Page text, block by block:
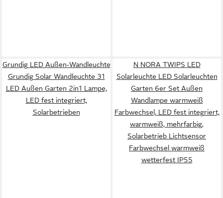
Grundig LED Außen-Wandleuchte
Grundig Solar Wandleuchte 31
LED Außen Garten 2in1 Lampe,
LED fest integriert,
Solarbetrieben
N NORA TWIPS LED
Solarleuchte LED Solarleuchten
Garten 6er Set Außen
Wandlampe warmweiß
Farbwechsel, LED fest integriert,
warmweiß, mehrfarbig,
Solarbetrieb Lichtsensor
Farbwechsel warmweiß
wetterfest IP55